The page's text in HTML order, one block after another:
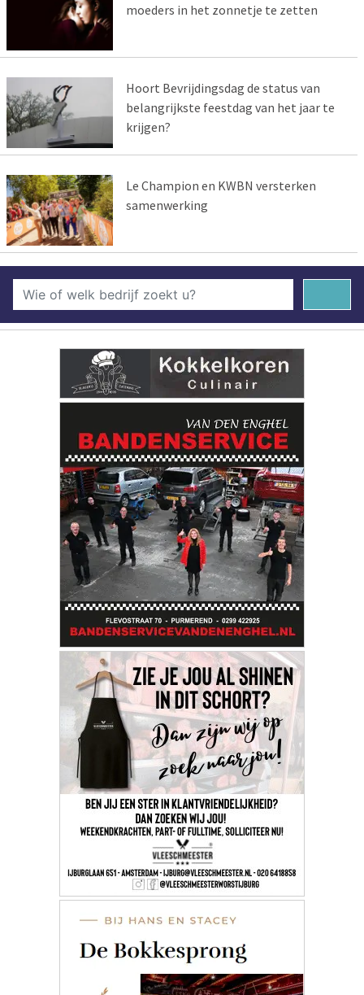
moeders in het zonnetje te zetten
Hoort Bevrijdingsdag de status van
belangrijkste feestdag van het jaar te
krijgen?
Le Champion en KWBN versterken
samenwerking